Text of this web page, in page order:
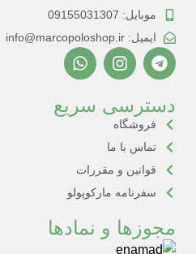
موبایل: 09155031307
ایمیل: info@marcopoloshop.ir
دسترسی سریع
فروشگاه
تماس با ما
قوانین و مقررات
سفرنامه مارکوپولو
مجوزها و نمادها